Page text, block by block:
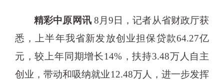
精彩中原网讯 8月9日，记者从省财政厅获
悉，上半年我省新发放创业担保贷款64.27亿
元，较上年同期增长14%，扶持3.48万人自主
创业，带动和吸纳就业12.48万人，进一步发挥